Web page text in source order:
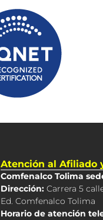
Atención al Afiliado
Comfenalco Tolima
Dirección: Carrera 5
Ed. Comfenalco Tolima
Horario de atención